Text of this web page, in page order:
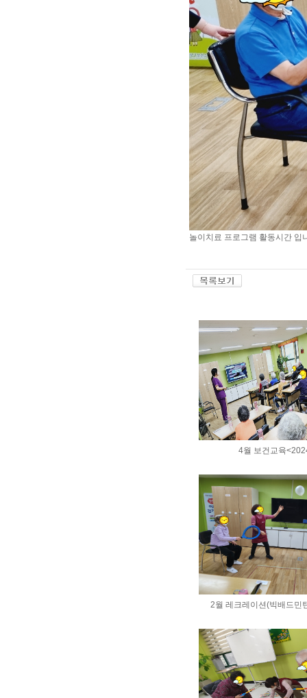
놀이치료 프로그램 활동시간 입
4월 보건교육
2월 레크레이션(빅배드민